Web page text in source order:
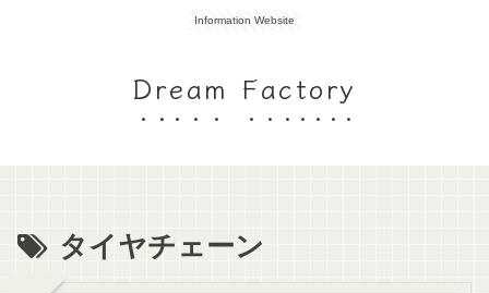
Information Website
Dream Factory
タイヤチェーン